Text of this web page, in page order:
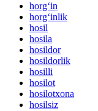
horg‘in
horg‘inlik
hosil
hosila
hosildor
hosildorlik
hosilli
hosilot
hosilotxona
hosilsiz